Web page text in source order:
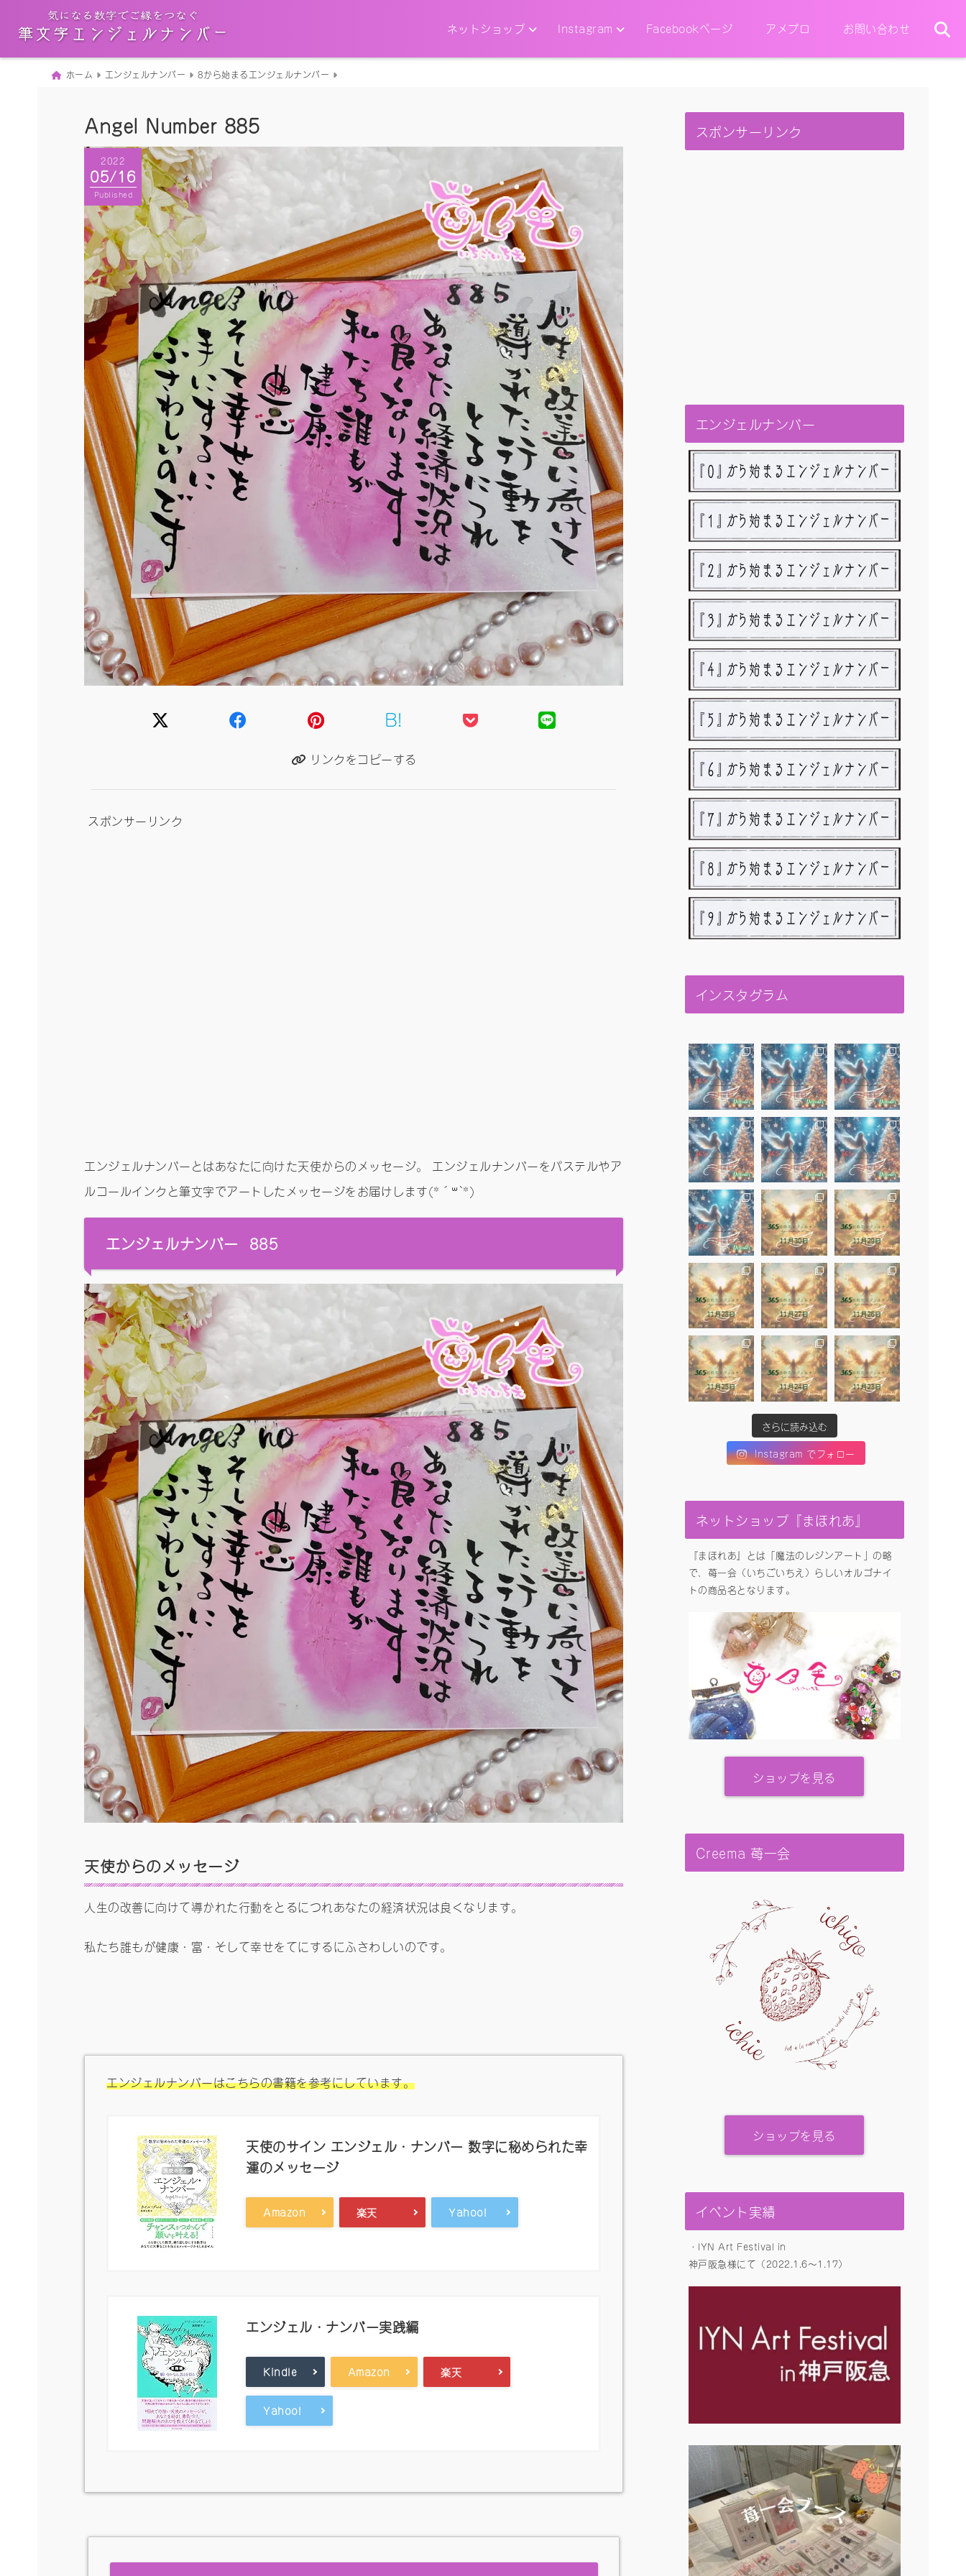
ネットショップ Instagram Facebookページ アメブロ お問い合わせ
ホーム エンジェルナンバー 8から始まるエンジェルナンバー
Angel Number 885
2022
05/16
Published
B!
リンクをコピーする
スポンサーリンク
エンジェルナンバーとはあなたに向けた天使からのメッセージ。 エンジェルナンバーをパステルやア
ルコールインクと筆文字でアートしたメッセージをお届けします(*´꒳`*)
エンジェルナンバー 885
天使からのメッセージ
人生の改善に向けて導かれた行動をとるにつれあなたの経済状況は良くなります。
私たち誰もが健康・富・そして幸せをてにするにふさわしいのです。
エンジェルナンバーはこちらの書籍を参考にしています。
天使のサイン エンジェル・ナンバー 数字に秘められた幸
運のメッセージ
Amazon 楽天 Yahoo!
エンジェル・ナンバー実践編
Kindle Amazon 楽天
Yahoo!
スポンサーリンク
エンジェルナンバー
インスタグラム
さらに読み込む
Instagram でフォロー
ネットショップ『まほれあ』
『まほれあ』とは「魔法のレジンアート」の略
で、苺一会（いちごいちえ）らしいオルゴナイ
トの商品名となります。
ショップを見る
Creema 苺一会
ショップを見る
イベント実績
・IYN Art Festival in
神戸阪急様にて（2022.1.6〜1.17）